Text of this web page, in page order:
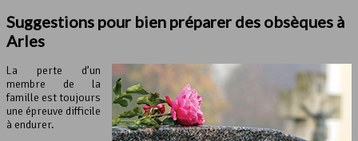
Suggestions pour bien préparer des obsèques à
Arles
La perte d’un
membre de la
famille est toujours
une épreuve difficile
à endurer.